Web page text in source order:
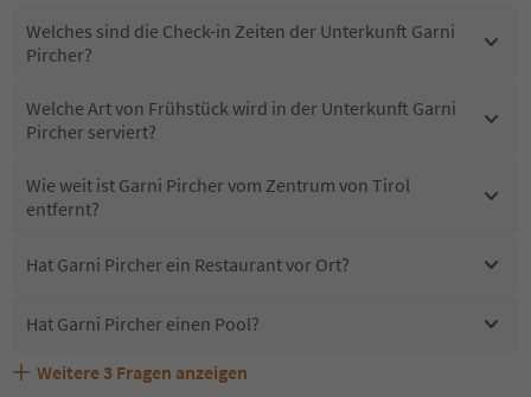
Welches sind die Check-in Zeiten der Unterkunft Garni
Pircher?
Welche Art von Frühstück wird in der Unterkunft Garni
Pircher serviert?
Wie weit ist Garni Pircher vom Zentrum von Tirol
entfernt?
Hat Garni Pircher ein Restaurant vor Ort?
Hat Garni Pircher einen Pool?
Sind Haustiere in der Unterkunft Garni Pircher erlaubt?
Welche Services bietet Garni Pircher?
Erhalten die Gäste von Garni Pircher einen Südtirol
Weitere 3 Fragen anzeigen